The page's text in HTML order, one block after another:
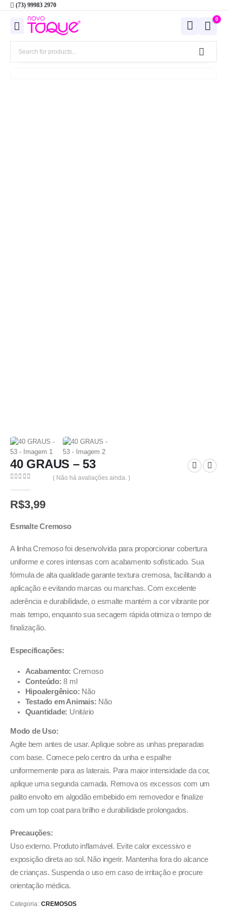
(73) 99983 2970
0
40 GRAUS – 53
( Não há avaliações ainda. )
R$3,99
Esmalte Cremoso
A linha Cremoso foi desenvolvida para proporcionar cobertura
uniforme e cores intensas com acabamento sofisticado. Sua
fórmula de alta qualidade garante textura cremosa, facilitando a
aplicação e evitando marcas ou manchas. Com excelente
aderência e durabilidade, o esmalte mantém a cor vibrante por
mais tempo, enquanto sua secagem rápida otimiza o tempo de
finalização.
Especificações:
Acabamento: Cremoso
Conteúdo: 8 ml
Hipoalergênico: Não
Testado em Animais: Não
Quantidade: Unitário
Modo de Uso:
Agite bem antes de usar. Aplique sobre as unhas preparadas
com base. Comece pelo centro da unha e espalhe
uniformemente para as laterais. Para maior intensidade da cor,
aplique uma segunda camada. Remova os excessos com um
palito envolto em algodão embebido em removedor e finalize
com um top coat para brilho e durabilidade prolongados.
Precauções:
Uso externo. Produto inflamável. Evite calor excessivo e
exposição direta ao sol. Não ingerir. Mantenha fora do alcance
de crianças. Suspenda o uso em caso de irritação e procure
orientação médica.
Categoria: CREMOSOS